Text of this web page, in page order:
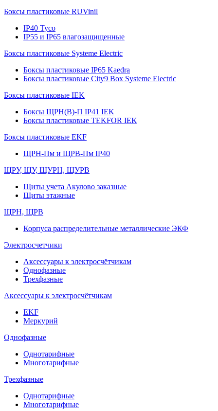
Боксы пластиковые RUVinil
IP40 Тусо
IP55 и IP65 влагозащищенные
Боксы пластиковые Systeme Electric
Боксы пластиковые IP65 Kaedra
Боксы пластиковые City9 Box Systeme Electric
Боксы пластиковые IEK
Боксы ЩРН(В)-П IP41 IEK
Боксы пластиковые TEKFOR IEK
Боксы пластиковые EKF
ЩРН-Пм и ЩРВ-Пм IP40
ЩРУ, ЩУ, ЩУРН, ЩУРВ
Щиты учета Акулово заказные
Щиты этажные
ЩРН, ЩРВ
Корпуса распределительные металлические ЭКФ
Электросчетчики
Аксессуары к электросчётчикам
Однофазные
Трехфазные
Аксессуары к электросчётчикам
EKF
Меркурий
Однофазные
Однотарифные
Многотарифные
Трехфазные
Однотарифные
Многотарифные